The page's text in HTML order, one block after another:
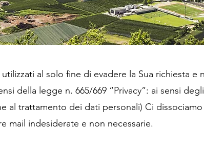
al solo fine di evadere la Sua richiesta
della legge n. 665/669 “Privacy”: ai sensi
al trattamento dei dati personali) Ci
mail indesiderate e non necessarie.